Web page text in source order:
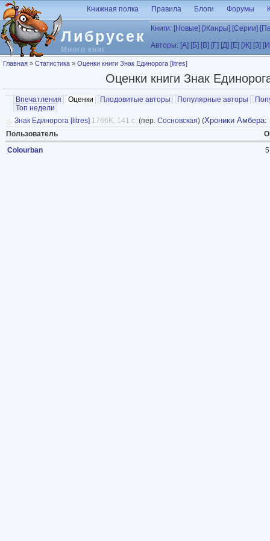
Перейти к основному содержанию
Либрусек
Много книг
Книжная полка Правила Блоги Форумы
Книги: [Новые] [Жанры] [Серии]
Авторы: [А] [Б] [В] [Г] [Д] [Е] [Ж] [З]
Вы здесь
Главная » Статистика » Оценки книги Знак Единорога [litres]
Оценки книги Знак
Главные вкладки
Впечатления Оценки (активная вкладка)
Плодовитые авторы Популярные авторы
Топ недели
Знак Единорога [litres] 1766K, 141 с. (пер. Сосновская) (Хроники Амбера:
Пользователь
Colourban
5